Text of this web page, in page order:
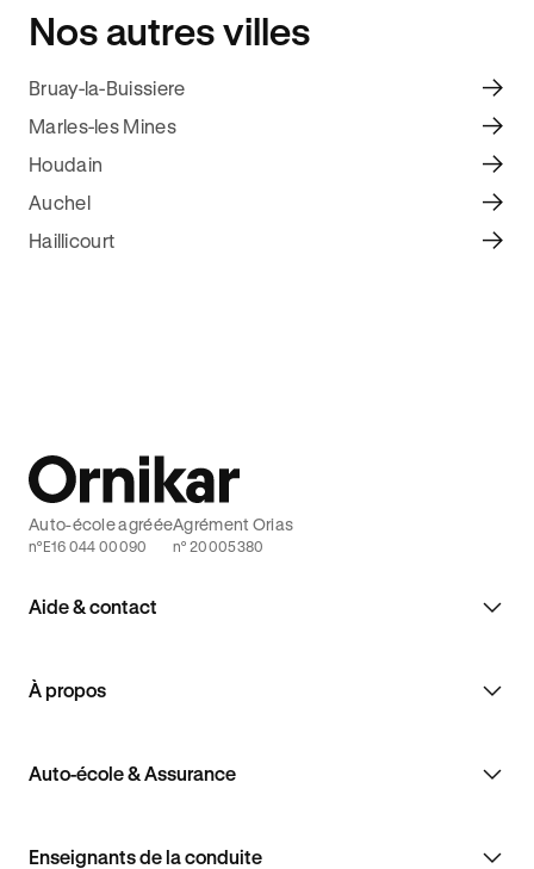
Nos autres villes
Bruay-la-Buissiere
Marles-les Mines
Houdain
Auchel
Haillicourt
Aide & contact
À propos
Auto-école & Assurance
Enseignants de la conduite
Auto-école agréée
n°E16 044 00090
Agrément Orias
n° 20005380